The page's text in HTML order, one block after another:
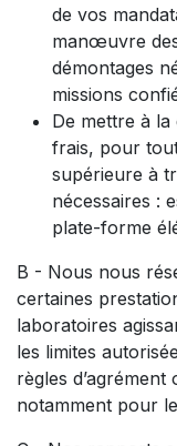
de vos
manœuvre
démontages
missions
De mettre à la
frais, pour
supérieure à
nécessaires :
plate-forme
B - Nous nous
certaines
laboratoires
les limites
règles
notamment pour